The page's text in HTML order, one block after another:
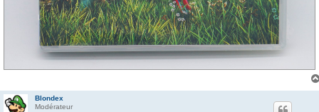
Blondex
Modérateur